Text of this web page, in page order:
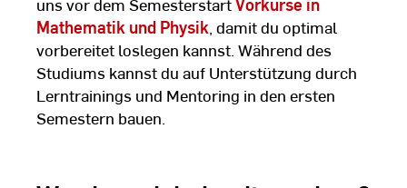
Mathematik und Physik, damit du optimal
vorbereitet loslegen kannst. Während des
Studiums kannst du auf Unterstützung durch
Lerntrainings und Mentoring in den ersten
Semestern bauen.